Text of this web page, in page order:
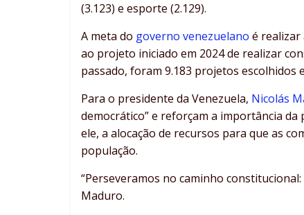
(3.123) e esporte (2.129).
A meta do governo venezuelano é realizar
ao projeto iniciado em 2024 de realizar
passado, foram 9.183 projetos escolhidos
Para o presidente da Venezuela, Nicolás
democrático” e reforçam a importância
ele, a alocação de recursos para que as
população.
“Perseveramos no caminho
Maduro.